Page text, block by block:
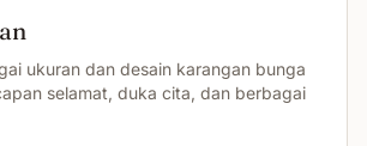
ukuran dan desain karangan bunga
selamat, duka cita, dan berbagai